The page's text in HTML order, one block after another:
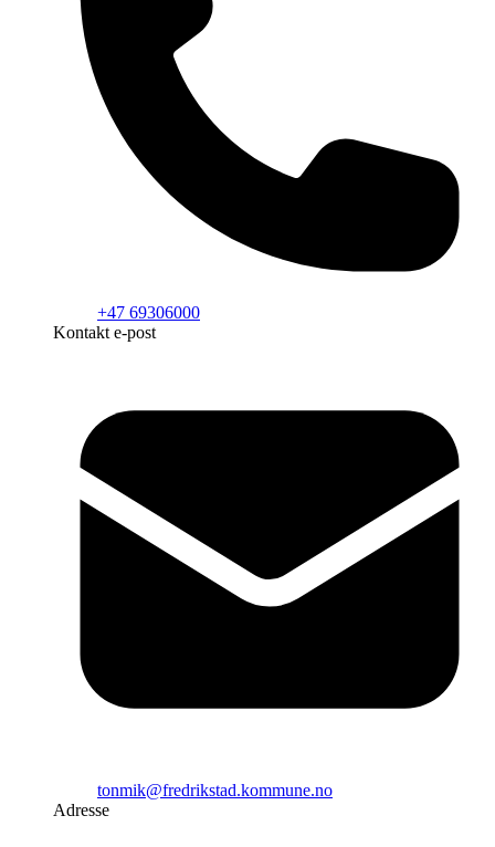
+47 69306000
Kontakt e-post
tonmik@fredrikstad.kommune.no
Adresse